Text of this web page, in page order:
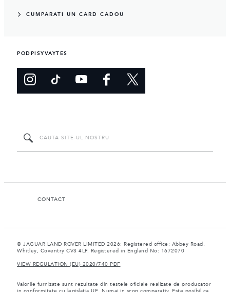
CUMPARATI UN CARD CADOU
PODPISYVAYTES
CONTACT
© JAGUAR LAND ROVER LIMITED 2026: Registered office: Abbey Road,
Whitley, Coventry CV3 4LF. Registered in England No: 1672070
VIEW REGULATION (EU) 2020/740 PDF
Valorile furnizate sunt rezultate din testele oficiale realizate de producator